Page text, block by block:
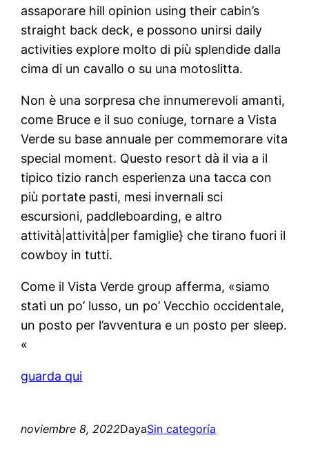
assaporare hill opinion using their cabin’s
straight back deck, e possono unirsi daily
activities explore molto di più splendide dalla
cima di un cavallo o su una motoslitta.
Non è una sorpresa che innumerevoli amanti,
come Bruce e il suo coniuge, tornare a Vista
Verde su base annuale per commemorare vita
special moment. Questo resort dà il via a il
tipico tizio ranch esperienza una tacca con
più portate pasti, mesi invernali sci
escursioni, paddleboarding, e altro
attività|attività|per famiglie} che tirano fuori il
cowboy in tutti.
Come il Vista Verde group afferma, «siamo
stati un po’ lusso, un po’ Vecchio occidentale,
un posto per l’avventura e un posto per sleep.
«
guarda qui
noviembre 8, 2022DayaSin categoría